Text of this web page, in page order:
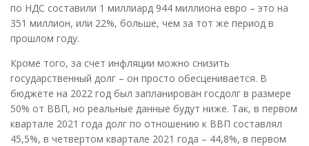
по НДС составили 1 миллиард 944 миллиона евро – это на
351 миллион, или 22%, больше, чем за тот же период в
прошлом году.
Кроме того, за счет инфляции можно снизить
государственный долг – он просто обесценивается. В
бюджете на 2022 год был запланирован госдолг в размере
50% от ВВП, но реальные данные будут ниже. Так, в первом
квартале 2021 года долг по отношению к ВВП составлял
45,5%, в четвертом квартале 2021 года – 44,8%, в первом